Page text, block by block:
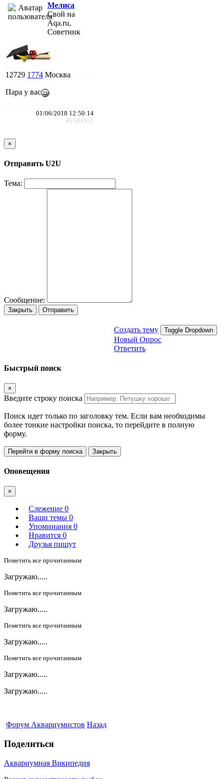
Мелиса
Свой на
Aqa.ru,
Советник
12729 1774 Москва
Пара у вас
01/06/2018 12:50:14
#2504551
×
Отправить U2U
Тема:
Сообщение:
Закрыть Отправить
Создать тему Toggle Dropdown
Новый Опрос
Ответить
Быстрый поиск
×
Введите строку поиска
Поиск идет только по заголовку тем. Если вам необходимы
более тонкие настройки поиска, то перейдите в полную
форму.
Перейти в форму поиска Закрыть
Оповещения
×
Слежение 0
Ваши темы 0
Упоминания 0
Нравится 0
Друзья пишут
Пометить все прочитанным
Загружаю.....
Пометить все прочитанным
Загружаю.....
Пометить все прочитанным
Загружаю.....
Пометить все прочитанным
Загружаю.....
Загружаю.....
Форум Аквариумистов Назад
Поделиться
Аквариумная Википедия